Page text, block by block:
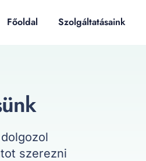
Főoldal Szolgáltatásaink
szerezni